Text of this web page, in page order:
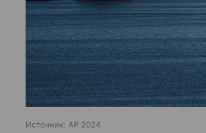
Источник: AP 2024